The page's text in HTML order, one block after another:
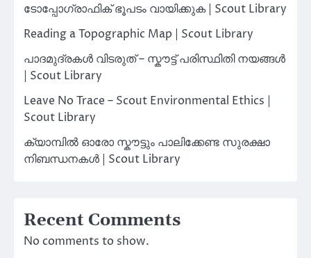
ടോപ്പോഗ്രാഫിക് ഭൂപടം വായിക്കുക | Scout Library
Reading a Topographic Map | Scout Library
പാദമുദ്രകൾ വിടരുത് – സ്കൗട്ട് പരിസ്ഥിതി നയങ്ങൾ
| Scout Library
Leave No Trace – Scout Environmental Ethics |
Scout Library
ക്യാമ്പിൽ ഓരോ സ്കൗട്ടും പാലിക്കേണ്ട സുരക്ഷാ
നിബന്ധനകൾ | Scout Library
Recent Comments
No comments to show.